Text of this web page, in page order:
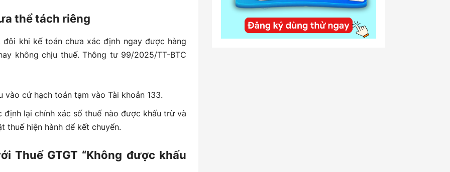
thể tách riêng
khi kế toán chưa xác định ngay được hàng
không chịu thuế. Thông tư 99/2025/TT-BTC
vào cứ hạch toán tạm vào Tài khoản 133.
định lại chính xác số thuế nào được khấu trừ và
thuế hiện hành để kết chuyển.
Thuế GTGT “Không được khấu